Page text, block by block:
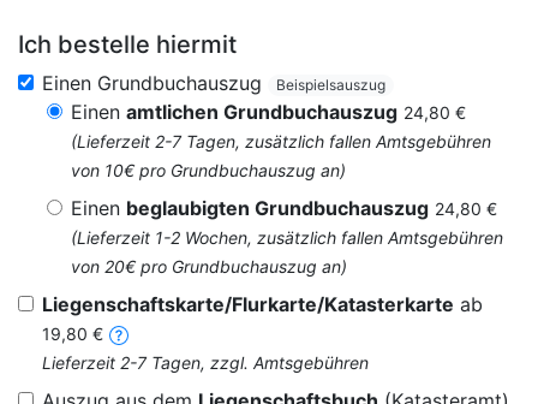
Ich bestelle hiermit
Einen Grundbuchauszug Beispielsauszug
Einen amtlichen Grundbuchauszug 24,80 €
(Lieferzeit 2-7 Tagen, zusätzlich fallen Amtsgebühren
von 10€ pro Grundbuchauszug an)
Einen beglaubigten Grundbuchauszug 24,80 €
(Lieferzeit 1-2 Wochen, zusätzlich fallen Amtsgebühren
von 20€ pro Grundbuchauszug an)
Liegenschaftskarte/Flurkarte/Katasterkarte ab
19,80 €
Lieferzeit 2-7 Tagen, zzgl. Amtsgebühren